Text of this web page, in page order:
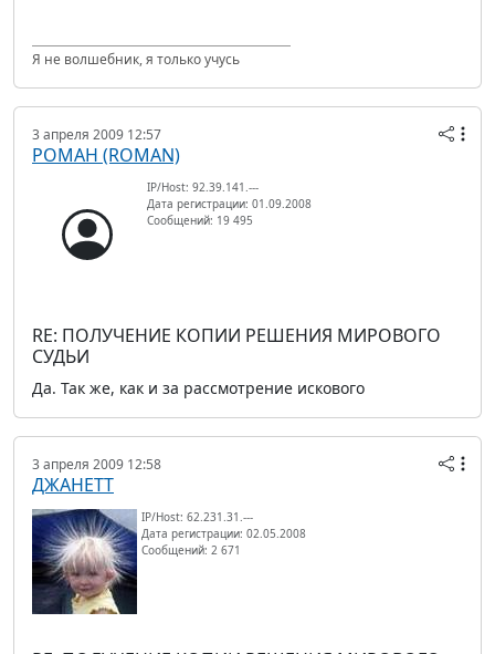
Я не волшебник, я только учусь
3 апреля 2009 12:57
РОМАН (ROMAN)
IP/Host: 92.39.141.---
Дата регистрации: 01.09.2008
Сообщений: 19 495
RE: ПОЛУЧЕНИЕ КОПИИ РЕШЕНИЯ МИРОВОГО
СУДЬИ
Да. Так же, как и за рассмотрение искового
3 апреля 2009 12:58
ДЖАНЕТТ
IP/Host: 62.231.31.---
Дата регистрации: 02.05.2008
Сообщений: 2 671